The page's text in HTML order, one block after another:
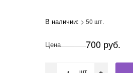
В наличии: > 50 шт.
Цена 700 руб.